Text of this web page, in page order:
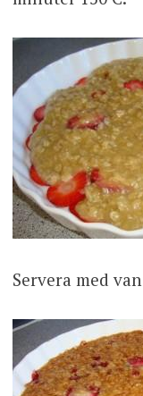
Servera med